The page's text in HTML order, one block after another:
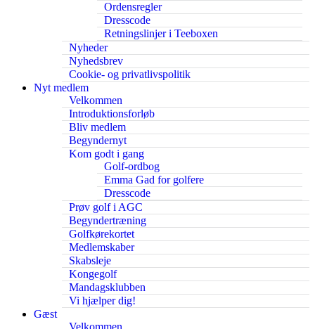
Ordensregler
Dresscode
Retningslinjer i Teeboxen
Nyheder
Nyhedsbrev
Cookie- og privatlivspolitik
Nyt medlem
Velkommen
Introduktionsforløb
Bliv medlem
Begyndernyt
Kom godt i gang
Golf-ordbog
Emma Gad for golfere
Dresscode
Prøv golf i AGC
Begyndertræning
Golfkørekortet
Medlemskaber
Skabsleje
Kongegolf
Mandagsklubben
Vi hjælper dig!
Gæst
Velkommen